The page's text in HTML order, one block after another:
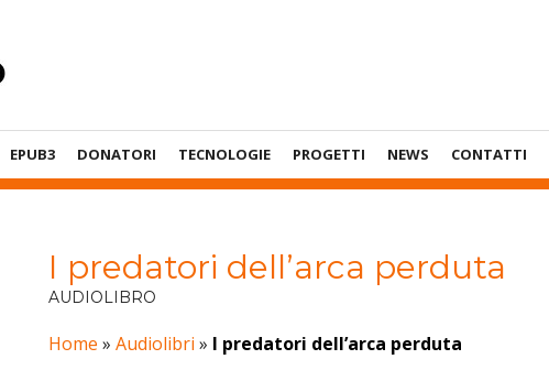
EPUB3 DONATORI TECNOLOGIE PROGETTI NEWS CONTATTI
I predatori dell’arca perduta
AUDIOLIBRO
Home » Audiolibri » I predatori dell’arca perduta